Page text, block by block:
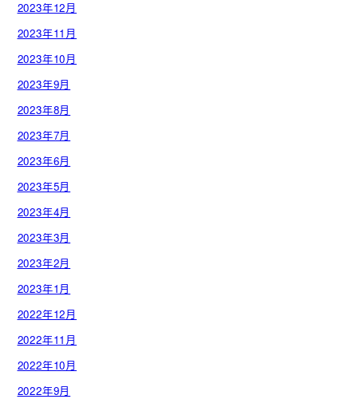
2023年12月
2023年11月
2023年10月
2023年9月
2023年8月
2023年7月
2023年6月
2023年5月
2023年4月
2023年3月
2023年2月
2023年1月
2022年12月
2022年11月
2022年10月
2022年9月